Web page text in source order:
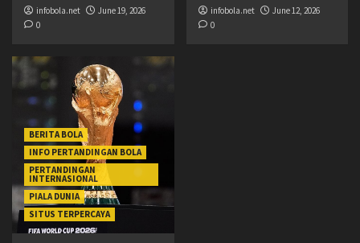
infobola.net
June 19, 2026
0
infobola.net
June 12, 2026
0
BERITA BOLA
INFO PERTANDINGAN BOLA
PERTANDINGAN
INTERNASIONAL
PIALA DUNIA
SITUS TERPERCAYA